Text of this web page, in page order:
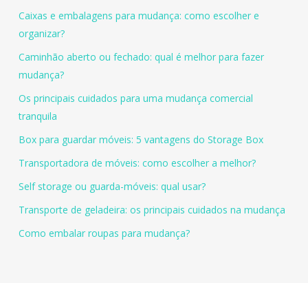
Caixas e embalagens para mudança: como escolher e
organizar?
Caminhão aberto ou fechado: qual é melhor para fazer
mudança?
Os principais cuidados para uma mudança comercial
tranquila
Box para guardar móveis: 5 vantagens do Storage Box
Transportadora de móveis: como escolher a melhor?
Self storage ou guarda-móveis: qual usar?
Transporte de geladeira: os principais cuidados na mudança
Como embalar roupas para mudança?